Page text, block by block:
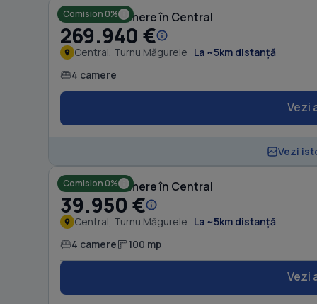
Comision 0%
Casă cu 4 camere în Central
269.940 €
Central, Turnu Măgurele La ~5km distanță
4 camere
Vezi
Vezi
Comision 0%
Casă cu 4 camere în Central
39.950 €
Central, Turnu Măgurele La ~5km distanță
4 camere 100 mp
Vezi